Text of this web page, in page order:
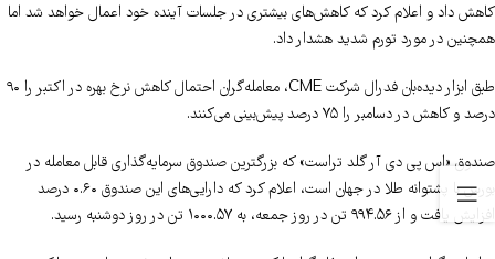
کاهش داد و اعلام کرد که کاهش‌های بیشتری در جلسات آینده خود اعمال خواهد شد اما
همچنین در مورد تورم شدید هشدار داد.
طبق ابزار دیده‌بان فدرال شرکت CME، معامله‌گران احتمال کاهش نرخ بهره در اکتبر را ۹۰
درصد و کاهش در دسامبر را ۷۵ درصد پیش‌بینی می‌کنند.
صندوق «اس پی دی آر گلد تراست» که بزرگترین صندوق سرمایه‌گذاری قابل معامله در
بورس با پشتوانه طلا در جهان است، اعلام کرد که دارایی‌های این صندوق ۰.۶۰ درصد
افزایش یافت و از ۹۹۴.۵۶ تن در روز جمعه، به ۱۰۰۰.۵۷ تن در روز دوشنبه رسید.